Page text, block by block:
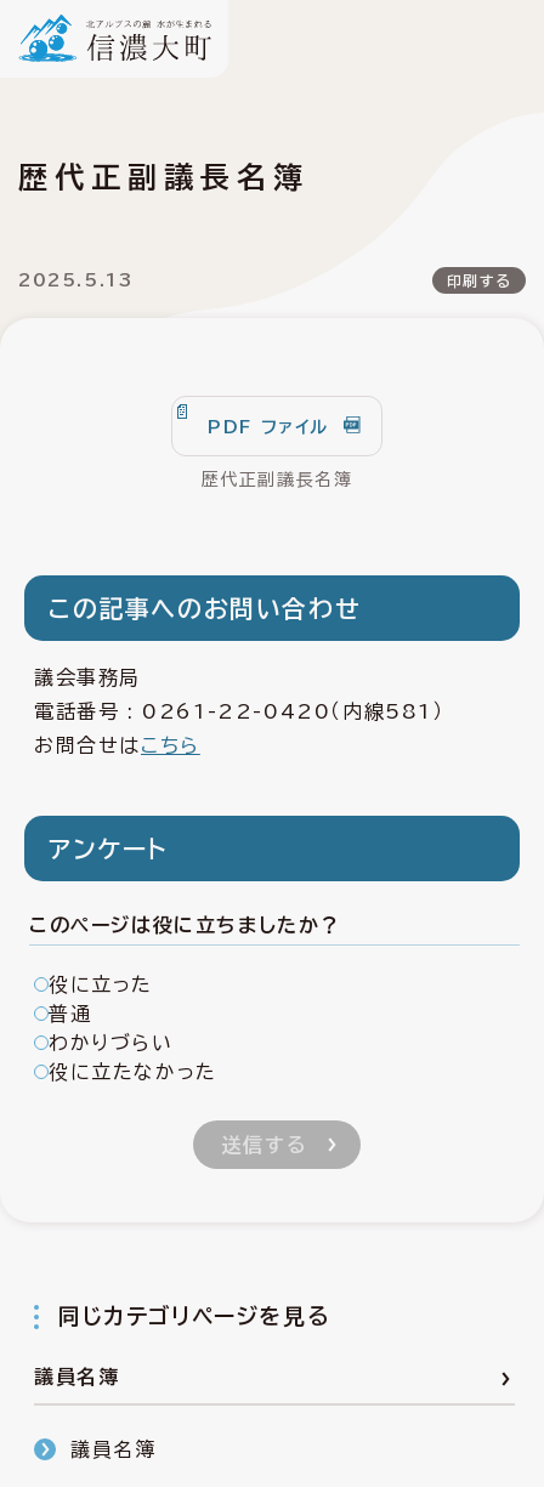
歴代正副議長名簿
2025.5.13 印刷する
PDF ファイル
歴代正副議長名簿
この記事へのお問い合わせ
議会事務局
電話番号 : 0261-22-0420 （内線581）
お問合せはこちら
アンケート
このページは役に立ちましたか？
役に立った
普通
わかりづらい
役に立たなかった
同じカテゴリページを見る
議員名簿
議員名簿